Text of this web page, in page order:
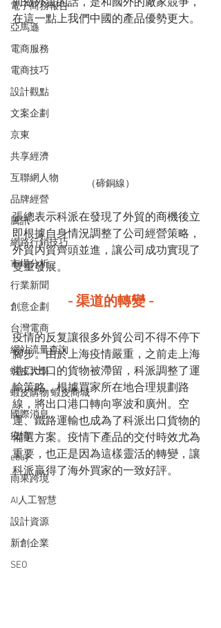
電子商務報告
亞馬遜
電商服務
電商技巧
設計觀點
文案企劃
京東
共享經濟
互聯網人物
品牌經營
騰訊
網路行銷技巧
市場分析
行業新聞
創意企劃
台灣電商
網站流量查詢
蝦皮大學
蝦皮購物 蝦皮商城
國際消息
疫情
ebay
雨果跨境
AI人工智慧
設計資源
新創企業
SEO
而做外貿的話，是和國外的廠家競爭，
在這一點上我們中國的產品優勢更大。
（碲銅線）
張總表示科派在發現了外貿的商機後立
即根據自身情況調整了公司經營策略，
外貿內貿齊頭並進，讓公司成功實現了
雙重發展。
- 渠道的轉變 -
疫情的反复讓很多外貿公司不得不停下
腳步。由於上海疫情嚴重，之前走上海
港口出口的貨物被滯留，科派調整了運
輸策略，根據買家所在地合理規劃路
線，將出口港口轉向寧波和廣州。空
運、鐵路運輸也成為了科派出口貨物的
備選方案。疫情下產品的交付時效尤為
重要，也正是因為這樣靈活的轉變，讓
科派贏得了海外買家的一致好評。